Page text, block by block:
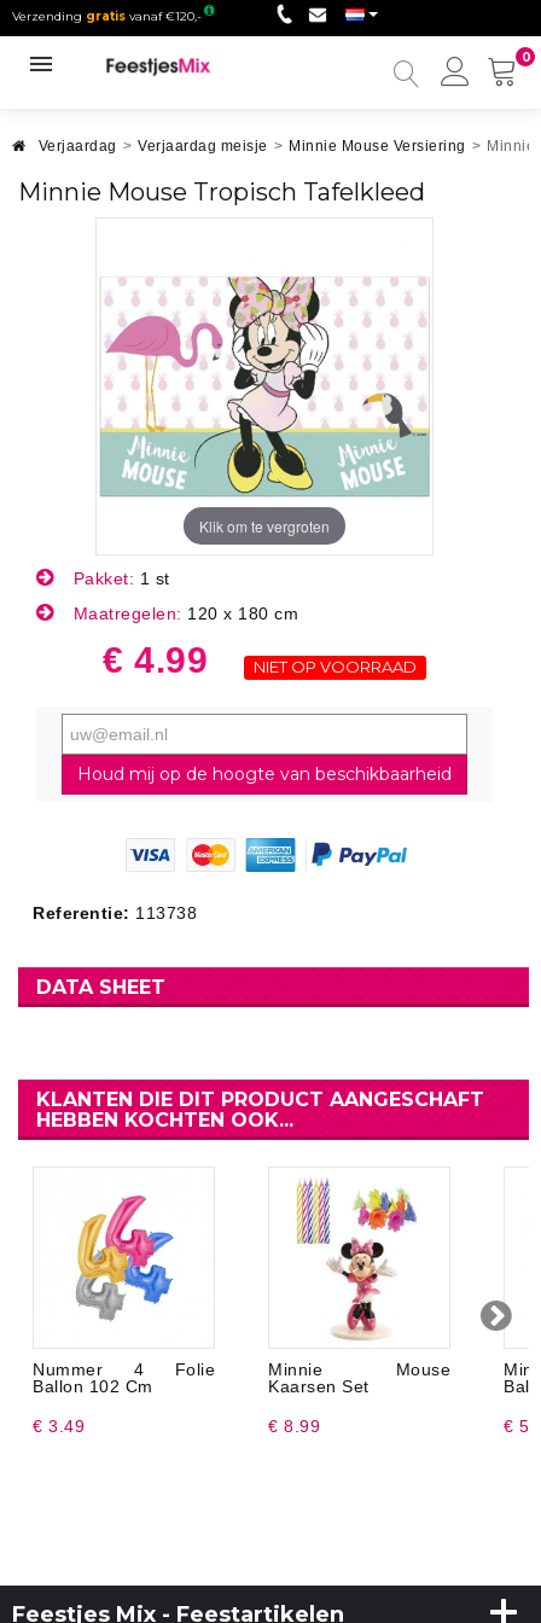
Verzending gratis vanaf €120,-
0
Mijn
Verjaardag > Verjaardag meisje > Minnie Mouse Versiering > Minnie
Minnie Mouse Tropisch Tafelkleed
Klik om te vergroten
Pakket: 1 st
Maatregelen: 120 x 180 cm
€ 4.99 NIET OP VOORRAAD
Houd mij op de hoogte van beschikbaarheid
Referentie: 113738
DATA SHEET
KLANTEN DIE DIT PRODUCT AANGESCHAFT
HEBBEN KOCHTEN OOK...
Nummer 4 Folie
Ballon 102 Cm
€ 3.49
Minnie Mouse
Kaarsen Set
€ 8.99 €
Feestjes Mix - Feestartikelen